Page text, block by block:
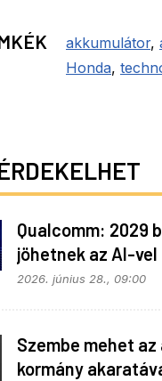
akkumulátor,
Honda,
Qualcomm: 2029
jöhetnek az AI-vel
telepakolt 6G-s
2026. június 28., 09:00
Szembe mehet az
kormány